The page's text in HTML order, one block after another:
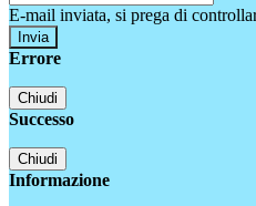
E-mail inviata, si prega di
Errore
Chiudi
Successo
Chiudi
Informazione